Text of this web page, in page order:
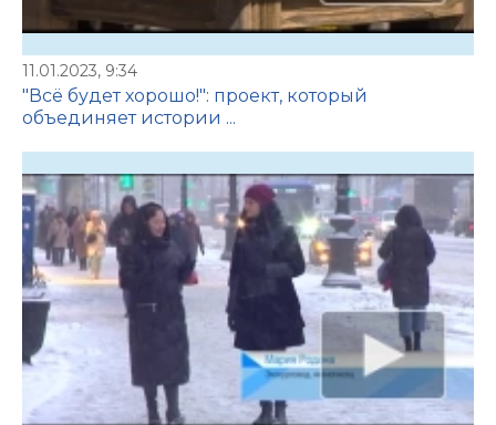
11.01.2023, 9:34
"Всё будет хорошо!": проект, который
объединяет истории ...